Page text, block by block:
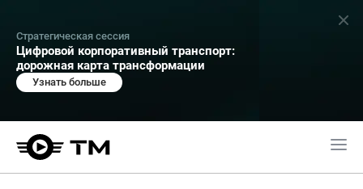
Стратегическая сессия
Цифровой корпоративный транспорт:
дорожная карта трансформации
Узнать больше